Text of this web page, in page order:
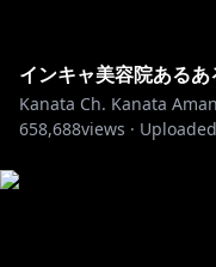
インキャ美容院ある
Kanata Ch. Kanata
658,688views · Uploaded